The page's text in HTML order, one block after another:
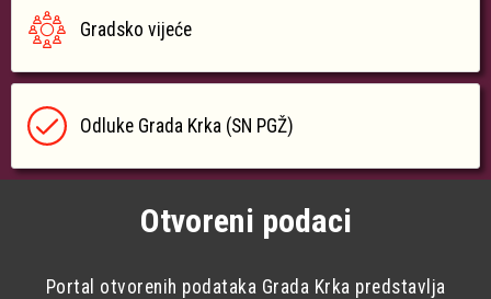
Gradsko vijeće
Odluke Grada Krka (SN PGŽ)
Otvoreni podaci
Portal otvorenih podataka Grada Krka predstavlja